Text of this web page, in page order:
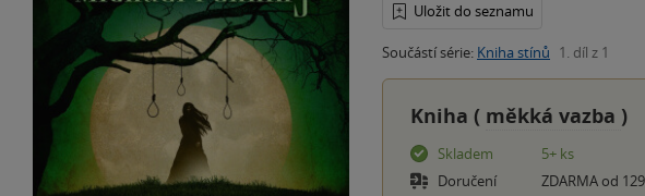
Uložit do seznamu
Součástí série: Kniha stínů 1. díl z 1
Kniha ( měkká vazba )
Skladem
5+ ks
Doručení
ZDARMA od